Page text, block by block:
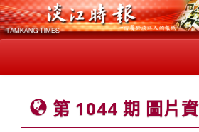
第 1044 期 圖片